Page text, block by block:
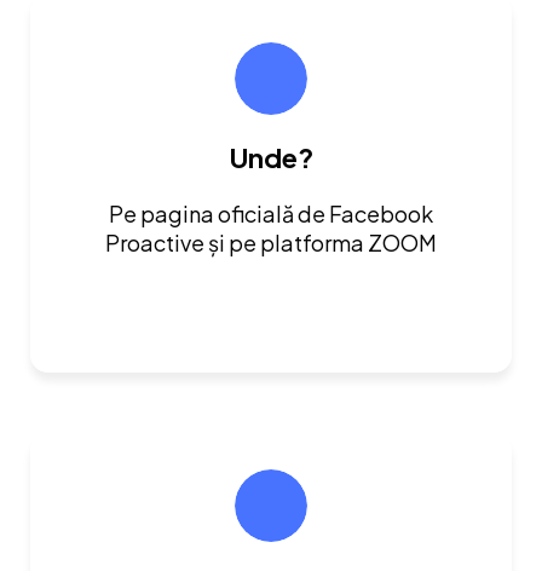
Unde?
Pe pagina oficială de Facebook
Proactive și pe platforma ZOOM